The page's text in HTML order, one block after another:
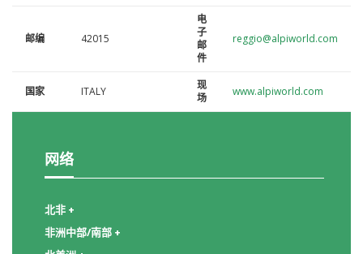
邮编 42015
电
子
邮
件
reggio@alpiworld.com
国家 ITALY
现
场
www.alpiworld.com
网络
北非 +
非洲中部/南部 +